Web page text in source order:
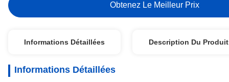
Obtenez Le Meilleur Prix
Informations Détaillées Description Du Produit
Informations Détaillées